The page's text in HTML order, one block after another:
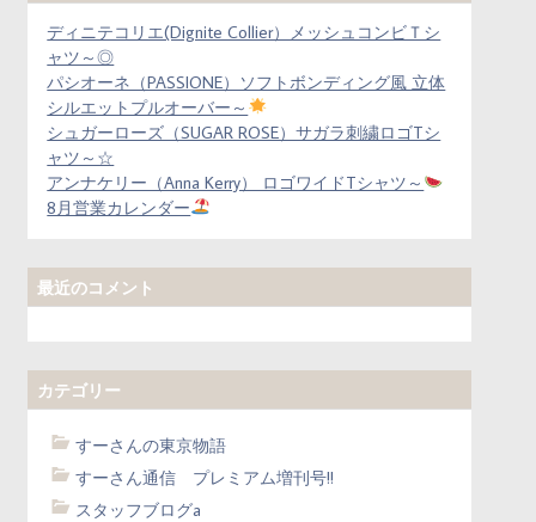
ディニテコリエ(Dignite Collier）メッシュコンビＴシ
ャツ～◎
パシオーネ（PASSIONE）ソフトボンディング風 立体
シルエットプルオーバー～
シュガーローズ（SUGAR ROSE）サガラ刺繍ロゴTシ
ャツ～☆
アンナケリー（Anna Kerry） ロゴワイドTシャツ～
8月営業カレンダー
最近のコメント
カテゴリー
すーさんの東京物語
すーさん通信 プレミアム増刊号!!
スタッフブログa